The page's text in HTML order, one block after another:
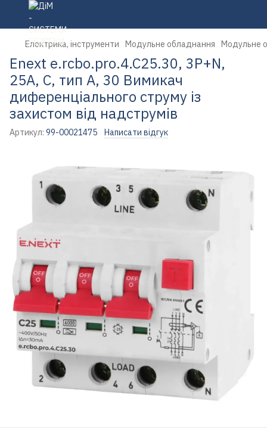
Електрика, інструменти Модульне обладнання Модульне
Enext e.rcbo.pro.4.C25.30, 3P+N,
25А, С, тип А, 30 Вимикач
диференціального струму із
захистом від надструмів
Артикул: 99-00021475 Написати відгук